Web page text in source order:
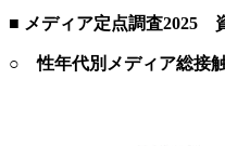
■ メディア定点調査2025
○ 性年代別メディア総接触